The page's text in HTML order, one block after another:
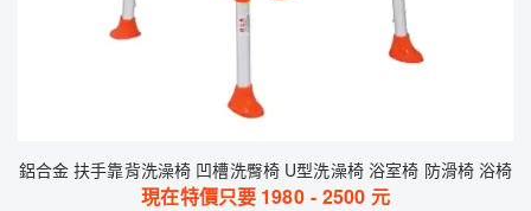
鋁合金 扶手靠背洗澡椅 凹槽洗臀椅 U型洗澡椅 浴室椅 防滑椅 浴椅
現在特價只要 1980 - 2500 元